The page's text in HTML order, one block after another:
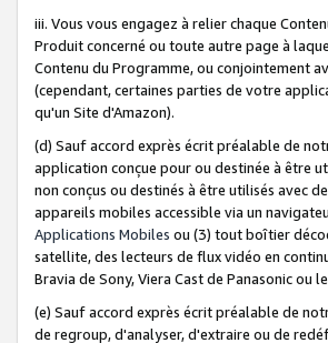
iii. Vous vous engagez à relier chaque
Produit concerné ou toute autre page à
Contenu du Programme, ou conjointement
(cependant, certaines parties de votre
qu'un Site d'Amazon).
(d) Sauf accord exprès écrit préalable de
application conçue pour ou destinée à être
non conçus ou destinés à être utilisés avec
appareils mobiles accessible via un
Applications Mobiles ou (3) tout boîtier
satellite, des lecteurs de flux vidéo en
Bravia de Sony, Viera Cast de Panasonic ou
(e) Sauf accord exprès écrit préalable de
de regroup, d'analyser, d'extraire ou de